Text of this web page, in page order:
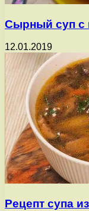
Сырный суп с
12.01.2019
Рецепт супа